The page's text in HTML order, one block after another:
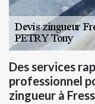
Des services
professionnel
zingueur à